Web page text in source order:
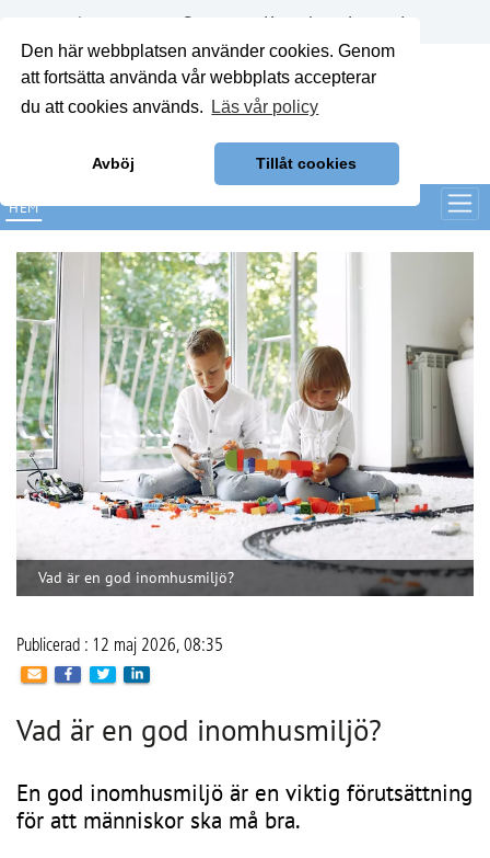
Den här webbplatsen använder cookies. Genom
att fortsätta använda vår webbplats accepterar
du att cookies används.
Läs vår policy
Avböj Tillåt cookies
Annonsera Om oss Kontakt Logga in
HEM
Vad är en god inomhusmiljö?
Publicerad : 12 maj 2026, 08:35
Vad är en god inomhusmiljö?
En god inomhusmiljö är en viktig förutsättning
för att människor ska må bra.